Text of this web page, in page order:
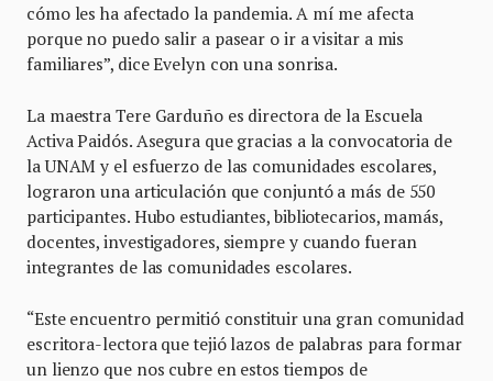
cómo les ha afectado la pandemia. A mí me afecta
porque no puedo salir a pasear o ir a visitar a mis
familiares”, dice Evelyn con una sonrisa.
La maestra Tere Garduño es directora de la Escuela
Activa Paidós. Asegura que gracias a la convocatoria de
la UNAM y el esfuerzo de las comunidades escolares,
lograron una articulación que conjuntó a más de 550
participantes. Hubo estudiantes, bibliotecarios, mamás,
docentes, investigadores, siempre y cuando fueran
integrantes de las comunidades escolares.
“Este encuentro permitió constituir una gran comunidad
escritora-lectora que tejió lazos de palabras para formar
un lienzo que nos cubre en estos tiempos de